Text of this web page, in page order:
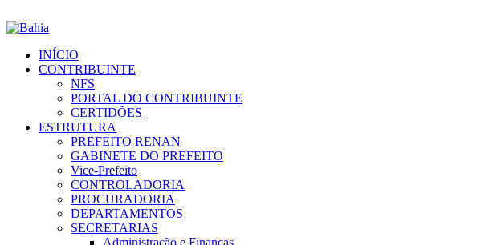
INÍCIO
CONTRIBUINTE
NFS
PORTAL DO CONTRIBUINTE
CERTIDÕES
ESTRUTURA
PREFEITO RENAN
GABINETE DO PREFEITO
Vice-Prefeito
CONTROLADORIA
PROCURADORIA
DEPARTAMENTOS
SECRETARIAS
Administração e Finanças